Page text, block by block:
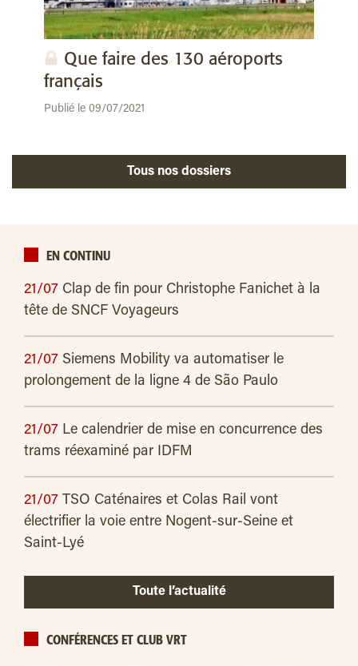
Que faire des 130 aéroports
français
Publié le 09/07/2021
Tous nos dossiers
EN CONTINU
21/07 Clap de fin pour Christophe Fanichet à la
tête de SNCF Voyageurs
21/07 Siemens Mobility va automatiser le
prolongement de la ligne 4 de São Paulo
21/07 Le calendrier de mise en concurrence des
trams réexaminé par IDFM
21/07 TSO Caténaires et Colas Rail vont
électrifier la voie entre Nogent-sur-Seine et
Saint-Lyé
Toute l’actualité
CONFÉRENCES ET CLUB VRT